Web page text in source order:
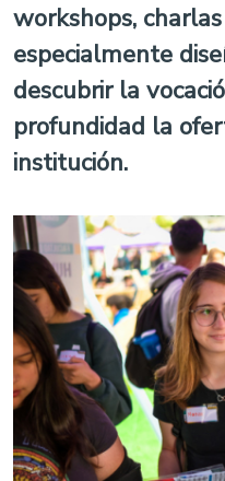
workshops,
especialmente
descubrir la
profundidad la
institución.